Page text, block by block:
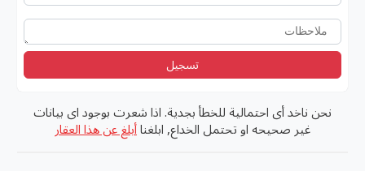
تسجيل
نحن ناخد أى احتمالية للخطأ بجدية. اذا شعرت بوجود اى بيانات
غير صحيحه او تحتمل الخداع, ابلغنا أبلغ عن هذا العقار